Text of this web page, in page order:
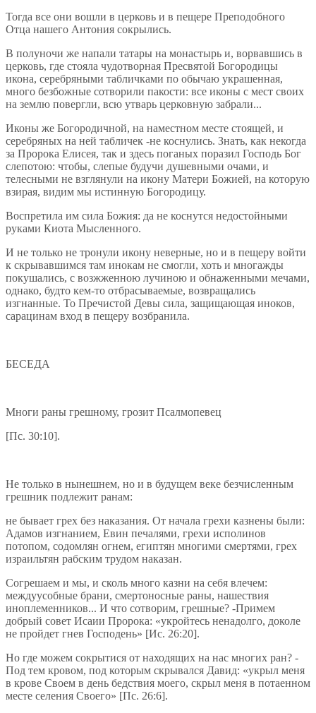
Тогда все они вошли в церковь и в пещере Преподобного
Отца нашего Антония сокрылись.
В полуночи же напали татары на монастырь и, ворвавшись в
церковь, где стояла чудотворная Пресвятой Богородицы
икона, серебряными табличками по обычаю украшенная,
много безбожные сотворили пакости: все иконы с мест своих
на землю повергли, всю утварь церковную забрали...
Иконы же Богородичной, на наместном месте стоящей, и
серебряных на ней табличек -не коснулись. Знать, как некогда
за Пророка Елисея, так и здесь поганых поразил Господь Бог
слепотою: чтобы, слепые будучи душевными очами, и
телесными не взглянули на икону Матери Божией, на которую
взирая, видим мы истинную Богородицу.
Воспретила им сила Божия: да не коснутся недостойными
руками Киота Мысленного.
И не только не тронули икону неверные, но и в пещеру войти
к скрывавшимся там инокам не смогли, хоть и многажды
покушались, с возжженною лучиною и обнаженными мечами,
однако, будто кем-то отбрасываемые, возвращались
изгнанные. То Пречистой Девы сила, защищающая иноков,
сарацинам вход в пещеру возбранила.
БЕСЕДА
Многи раны грешному, грозит Псалмопевец
[Пс. 30:10].
Не только в нынешнем, но и в будущем веке безчисленным
грешник подлежит ранам:
не бывает грех без наказания. От начала грехи казнены были:
Адамов изгнанием, Евин печалями, грехи исполинов
потопом, содомлян огнем, египтян многими смертями, грех
израильтян рабским трудом наказан.
Согрешаем и мы, и сколь много казни на себя влечем:
междуусобные брани, смертоносные раны, нашествия
иноплеменников... И что сотворим, грешные? -Примем
добрый совет Исаии Пророка: «укройтесь ненадолго, доколе
не пройдет гнев Господень» [Ис. 26:20].
Но где можем сокрытися от находящих на нас многих ран? -
Под тем кровом, под которым скрывался Давид: «укрыл меня
в крове Своем в день бедствия моего, скрыл меня в потаенном
месте селения Своего» [Пс. 26:6].